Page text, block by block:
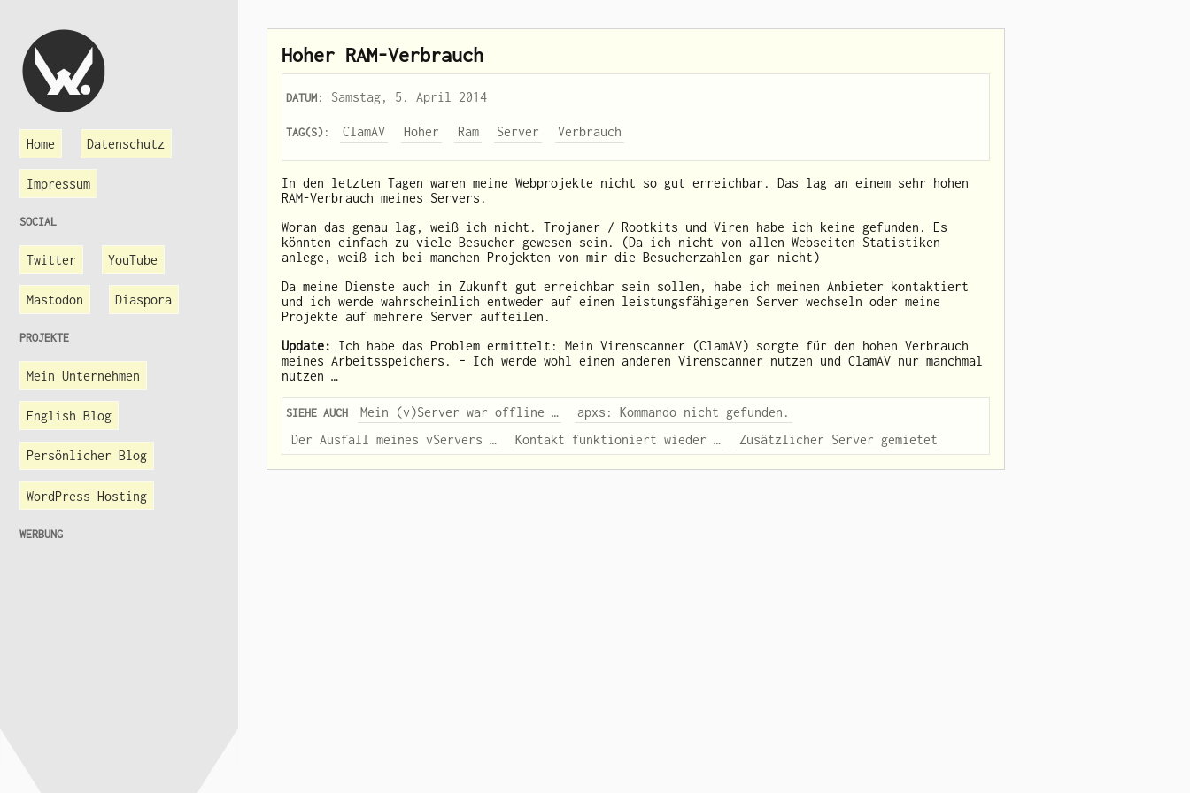
Hoher RAM-Verbrauch
DATUM: Samstag, 5. April 2014
TAG(S): ClamAV Hoher Ram Server Verbrauch
In den letzten Tagen waren meine Webprojekte nicht so gut erreichbar. Das lag an einem sehr hohen
RAM-Verbrauch meines Servers.
Woran das genau lag, weiß ich nicht. Trojaner / Rootkits und Viren habe ich keine gefunden. Es
könnten einfach zu viele Besucher gewesen sein. (Da ich nicht von allen Webseiten Statistiken
anlege, weiß ich bei manchen Projekten von mir die Besucherzahlen gar nicht)
Da meine Dienste auch in Zukunft gut erreichbar sein sollen, habe ich meinen Anbieter kontaktiert
und ich werde wahrscheinlich entweder auf einen leistungsfähigeren Server wechseln oder meine
Projekte auf mehrere Server aufteilen.
Update:
Ich habe das Problem ermittelt: Mein Virenscanner (ClamAV) sorgte für den hohen Verbrauch
meines Arbeitsspeichers. – Ich werde wohl einen anderen Virenscanner nutzen und ClamAV nur manchmal
nutzen …
SIEHE AUCH Mein (v)Server war offline …
apxs: Kommando nicht gefunden.
Der Ausfall meines vServers …
Kontakt funktioniert wieder … Zusätzlicher Server gemietet
Home Datenschutz
Impressum
SOCIAL
Twitter YouTube
Mastodon Diaspora
PROJEKTE
Mein Unternehmen
English Blog
Persönlicher Blog
WordPress Hosting
WERBUNG